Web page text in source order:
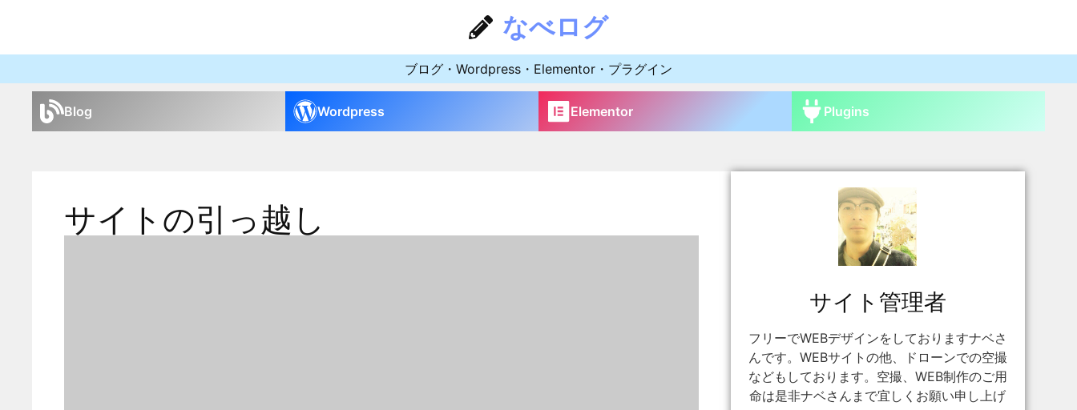
なべログ
ブログ・Wordpress・Elementor・プラグイン
Blog Wordpress Elementor Plugins
サイトの引っ越し
サイト管理者
フリーでWEBデザインをしておりますナベさ
んです。WEBサイトの他、ドローンでの空撮
などもしております。空撮、WEB制作のご用
命は是非ナベさんまで宜しくお願い申し上げ